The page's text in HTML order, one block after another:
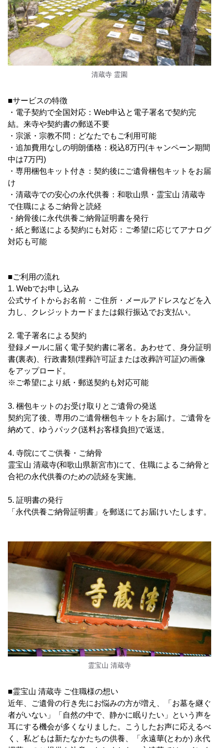
清蔵寺 霊園
■サービスの特徴
・電子契約で全国対応：Web申込と電子署名で契約完
結。来寺や契約書の郵送不要
・宗派・宗教不問：どなたでもご利用可能
・追加費用なしの明朗価格：税込8万円(キャンペーン期間
中は7万円)
・専用梱包キット付き：契約後にご遺骨梱包キットをお届
け
・清蔵寺での安心の永代供養：和歌山県・霊宝山 清蔵寺
で住職によるご納骨と読経
・納骨後に永代供養ご納骨証明書を発行
・紙と郵送による契約にも対応：ご希望に応じてアナログ
対応も可能
■ご利用の流れ
1. Webでお申し込み
公式サイトからお名前・ご住所・メールアドレスなどを入
力し、クレジットカードまたは銀行振込でお支払い。
2. 電子署名による契約
登録メールに届く電子契約書に署名。あわせて、身分証明
書(裏表)、行政書類(埋葬許可証または改葬許可証)の画像
をアップロード。
※ご希望により紙・郵送契約も対応可能
3. 梱包キットのお受け取りとご遺骨の発送
契約完了後、専用のご遺骨梱包キットをお届け。ご遺骨を
納めて、ゆうパック(送料お客様負担)で返送。
4. 寺院にてご供養・ご納骨
霊宝山 清蔵寺(和歌山県新宮市)にて、住職によるご納骨と
合祀の永代供養のための読経を実施。
5. 証明書の発行
「永代供養ご納骨証明書」を郵送にてお届けいたします。
霊宝山 清蔵寺
■霊宝山 清蔵寺 ご住職様の想い
近年、ご遺骨の行き先にお悩みの方が増え、「お墓を継ぐ
者がいない」「自然の中で、静かに眠りたい」という声を
耳にする機会が多くなりました。こうしたお声に応えるべ
く、私どもは新たなかたちの供養、「永遠華(とわか) 永代